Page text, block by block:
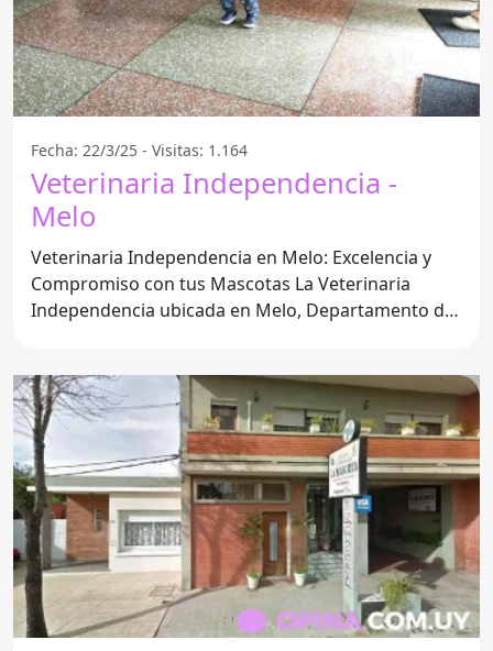
Fecha: 22/3/25 - Visitas: 1.164
Veterinaria Independencia -
Melo
Veterinaria Independencia en Melo: Excelencia y
Compromiso con tus Mascotas La Veterinaria
Independencia ubicada en Melo, Departamento de